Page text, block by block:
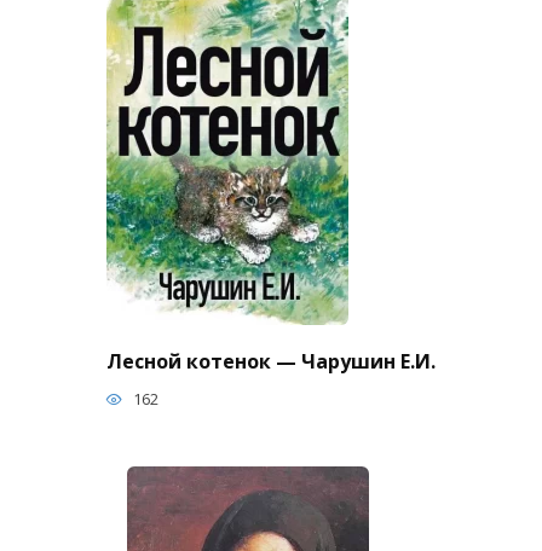
Лесной котенок — Чарушин Е.И.
162